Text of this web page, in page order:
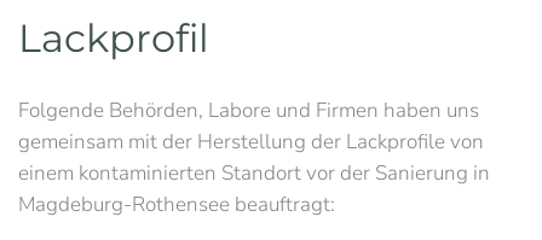
Lackprofil
Folgende Behörden, Labore und Firmen haben uns
gemeinsam mit der Herstellung der Lackprofile von
einem kontaminierten Standort vor der Sanierung in
Magdeburg-Rothensee beauftragt: